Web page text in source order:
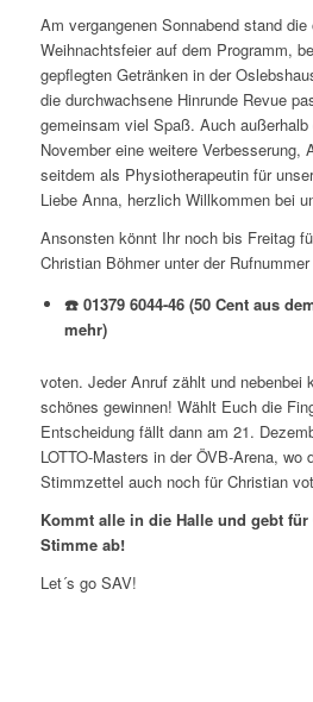
Am vergangenen Sonnabend stand
Weihnachtsfeier auf dem Programm,
gepflegten Getränken in der
die durchwachsene Hinrunde Revue
gemeinsam viel Spaß. Auch
November eine weitere Verbesserung,
seitdem als Physiotherapeutin für
Liebe Anna, herzlich Willkommen bei
Ansonsten könnt Ihr noch bis Freitag
Christian Böhmer unter der Rufnummer
☎️01379 6044-46 (50 Cent aus
mehr)
voten. Jeder Anruf zählt und nebenbei
schönes gewinnen! Wählt Euch die
Entscheidung fällt dann am 21.
LOTTO-Masters in der ÖVB-Arena, wo
Stimmzettel auch noch für Christian
Kommt alle in die Halle und gebt
Stimme ab!
Let´s go SAV!